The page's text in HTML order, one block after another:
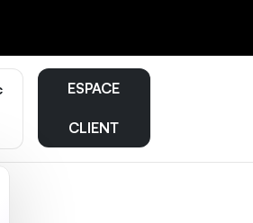
ESPACE
CLIENT